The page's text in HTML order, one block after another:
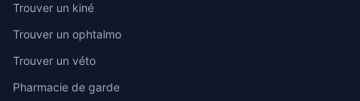
Trouver un kiné
Trouver un ophtalmo
Trouver un véto
Pharmacie de garde